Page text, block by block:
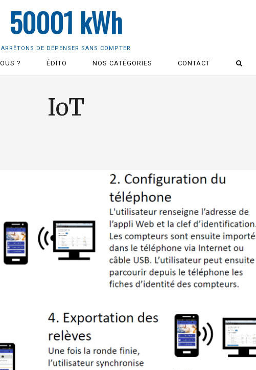
50001 kWh
ARRÊTONS DE DÉPENSER SANS COMPTER
? ÉDITO NOS CATÉGORIES CONTACT
IoT